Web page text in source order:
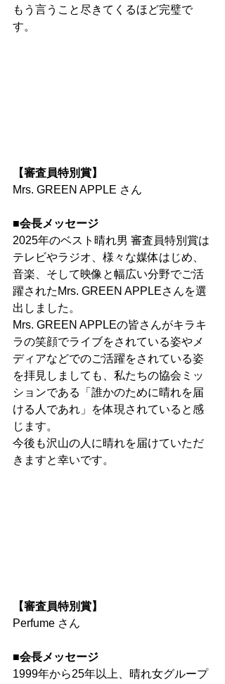
もう言うこと尽きてくるほど完璧で
す。
【審査員特別賞】
Mrs. GREEN APPLE さん
■会長メッセージ
2025年のベスト晴れ男 審査員特別賞は
テレビやラジオ、様々な媒体はじめ、
音楽、そして映像と幅広い分野でご活
躍されたMrs. GREEN APPLEさんを選
出しました。
Mrs. GREEN APPLEの皆さんがキラキ
ラの笑顔でライブをされている姿やメ
ディアなどでのご活躍をされている姿
を拝見しましても、私たちの協会ミッ
ションである「誰かのために晴れを届
ける人であれ」を体現されていると感
じます。
今後も沢山の人に晴れを届けていただ
きますと幸いです。
【審査員特別賞】
Perfume さん
■会長メッセージ
1999年から25年以上、晴れ女グループ